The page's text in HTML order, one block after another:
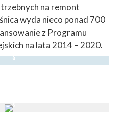
na remont
wyda nieco ponad 700
z Programu
na lata 2014 – 2020.